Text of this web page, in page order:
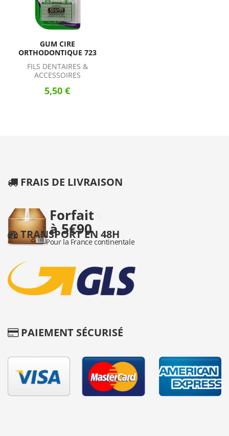
GUM CIRE
ORTHODONTIQUE 723
FILS DENTAIRES &
ACCESSOIRES
5,50 €
FRAIS DE LIVRAISON
TRANSPORT EN 48H
PAIEMENT SÉCURISÉ